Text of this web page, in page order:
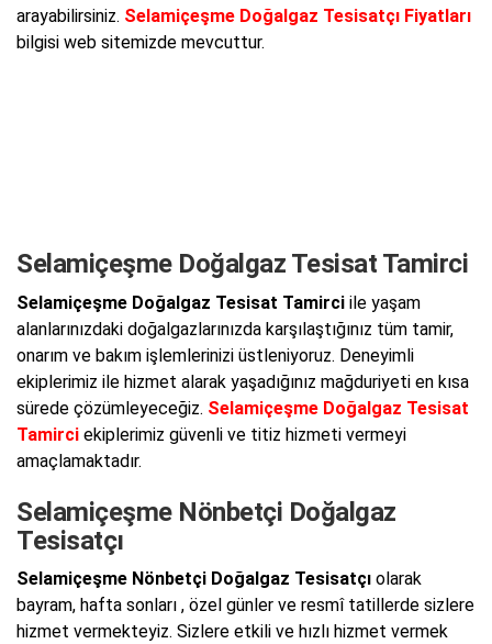
arayabilirsiniz. Selamiçeşme Doğalgaz Tesisatçı Fiyatları
bilgisi web sitemizde mevcuttur.
Selamiçeşme Doğalgaz Tesisat Tamirci
Selamiçeşme Doğalgaz Tesisat Tamirci ile yaşam
alanlarınızdaki doğalgazlarınızda karşılaştığınız tüm tamir,
onarım ve bakım işlemlerinizi üstleniyoruz. Deneyimli
ekiplerimiz ile hizmet alarak yaşadığınız mağduriyeti en kısa
sürede çözümleyeceğiz. Selamiçeşme Doğalgaz Tesisat
Tamirci ekiplerimiz güvenli ve titiz hizmeti vermeyi
amaçlamaktadır.
Selamiçeşme Nönbetçi Doğalgaz
Tesisatçı
Selamiçeşme Nönbetçi Doğalgaz Tesisatçı olarak
bayram, hafta sonları , özel günler ve resmî tatillerde sizlere
hizmet vermekteyiz. Sizlere etkili ve hızlı hizmet vermek